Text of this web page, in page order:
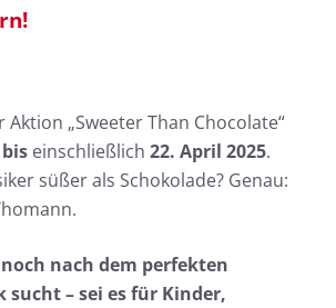
Aktion „Sweeter Than Chocolate“
bis einschließlich 22. April 2025.
süßer als Schokolade? Genau:
nach dem perfekten
sucht – sei es für Kinder,